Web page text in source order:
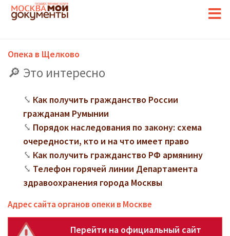
Опека в Щелково
Это интересно
Как получить гражданство России
гражданам Румынии
Порядок наследования по закону: схема
очередности, кто и на что имеет право
Как получить гражданство РФ армянину
Телефон горячей линии Департамента
здравоохранения города Москвы
Адрес сайта органов опеки в Москве
Перейти на официальный сайт